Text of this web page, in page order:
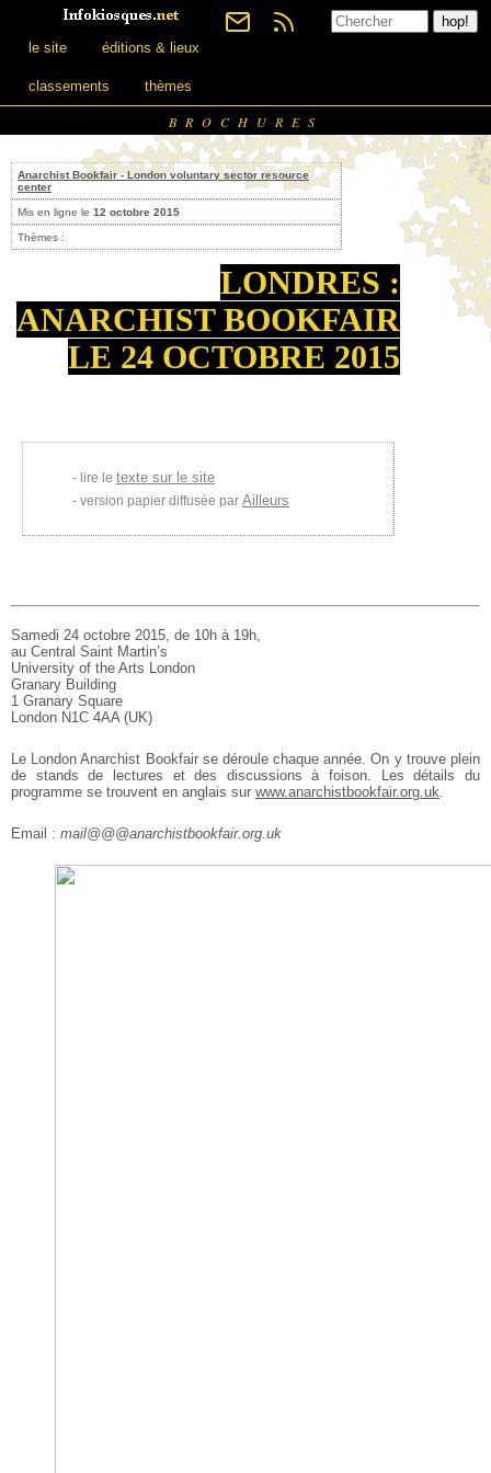
le site éditions & lieux
classements thèmes
BROCHURES
Anarchist Bookfair - London voluntary sector resource
center
Mis en ligne le 12 octobre 2015
Thèmes :
LONDRES :
ANARCHIST BOOKFAIR
LE 24 OCTOBRE 2015
lire le texte sur le site
version papier diffusée par Ailleurs
Samedi 24 octobre 2015, de 10h à 19h,
au Central Saint Martin’s
University of the Arts London
Granary Building
1 Granary Square
London N1C 4AA (UK)
Le London Anarchist Bookfair se déroule chaque année. On y trouve plein
de stands de lectures et des discussions à foison. Les détails du
programme se trouvent en anglais sur www.anarchistbookfair.org.uk.
Email : mail@@@anarchistbookfair.org.uk